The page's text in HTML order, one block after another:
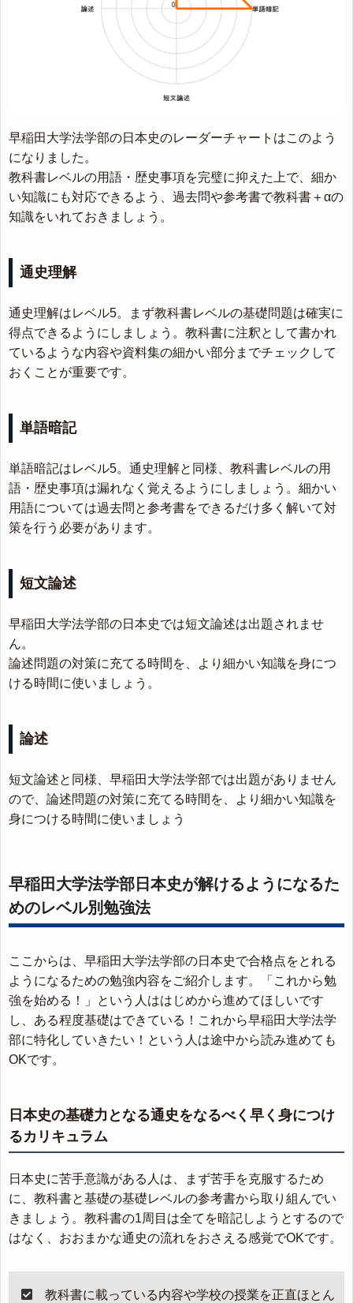
早稲田大学法学部の日本史のレーダーチャートはこのよう
になりました。
教科書レベルの用語・歴史事項を完璧に抑えた上で、細か
い知識にも対応できるよう、過去問や参考書で教科書＋αの
知識をいれておきましょう。
通史理解
通史理解はレベル5。まず教科書レベルの基礎問題は確実に
得点できるようにしましょう。教科書に注釈として書かれ
ているような内容や資料集の細かい部分までチェックして
おくことが重要です。
単語暗記
単語暗記はレベル5。通史理解と同様、教科書レベルの用
語・歴史事項は漏れなく覚えるようにしましょう。細かい
用語については過去問と参考書をできるだけ多く解いて対
策を行う必要があります。
短文論述
早稲田大学法学部の日本史では短文論述は出題されませ
ん。
論述問題の対策に充てる時間を、より細かい知識を身につ
ける時間に使いましょう。
論述
短文論述と同様、早稲田大学法学部では出題がありません
ので、論述問題の対策に充てる時間を、より細かい知識を
身につける時間に使いましょう
早稲田大学法学部日本史が解けるようになるた
めのレベル別勉強法
ここからは、早稲田大学法学部の日本史で合格点をとれる
ようになるための勉強内容をご紹介します。「これから勉
強を始める！」という人ははじめから進めてほしいです
し、ある程度基礎はできている！これから早稲田大学法学
部に特化していきたい！という人は途中から読み進めても
OKです。
日本史の基礎力となる通史をなるべく早く身につけ
るカリキュラム
日本史に苦手意識がある人は、まず苦手を克服するため
に、教科書と基礎の基礎レベルの参考書から取り組んでい
きましょう。教科書の1周目は全てを暗記しようとするので
はなく、おおまかな通史の流れをおさえる感覚でOKです。
教科書に載っている内容や学校の授業を正直ほとん